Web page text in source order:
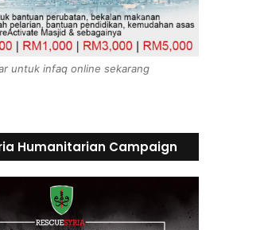
untuk infaq online sekarang
Humanitarian Campaign